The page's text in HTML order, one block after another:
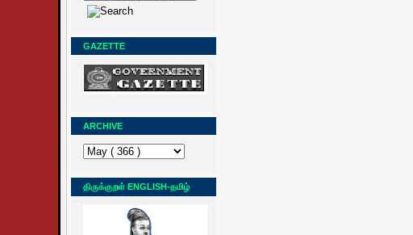
GAZETTE
ARCHIVE
திருக்குறள் ENGLISH-தமிழ்